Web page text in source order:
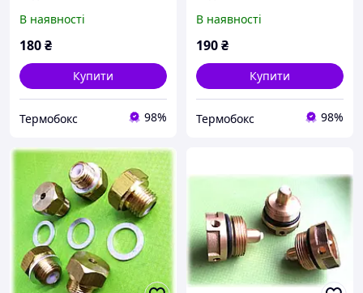
Baxi
В наявності
180₴
Купити
Термобокс 98%
Westen Baxi
В наявності
190₴
Купити
Термобокс 98%